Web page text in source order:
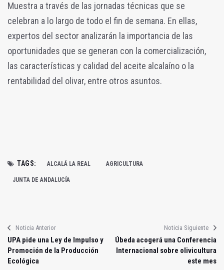
Muestra a través de las jornadas técnicas que se
celebran a lo largo de todo el fin de semana. En ellas,
expertos del sector analizarán la importancia de las
oportunidades que se generan con la comercialización,
las características y calidad del aceite alcalaíno o la
rentabilidad del olivar, entre otros asuntos.
TAGS: ALCALÁ LA REAL AGRICULTURA
JUNTA DE ANDALUCÍA
Noticia Anterior
UPA pide una Ley de Impulso y
Promoción de la Producción
Ecológica
Noticia Siguiente
Úbeda acogerá una Conferencia
Internacional sobre olivicultura
este mes